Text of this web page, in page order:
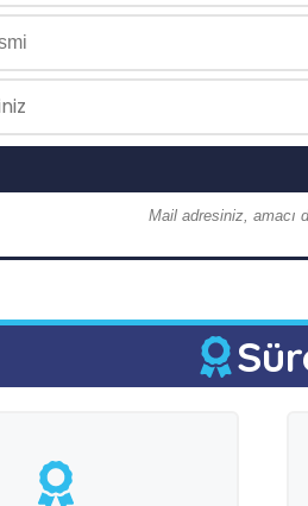
Mail adresiniz, amacı